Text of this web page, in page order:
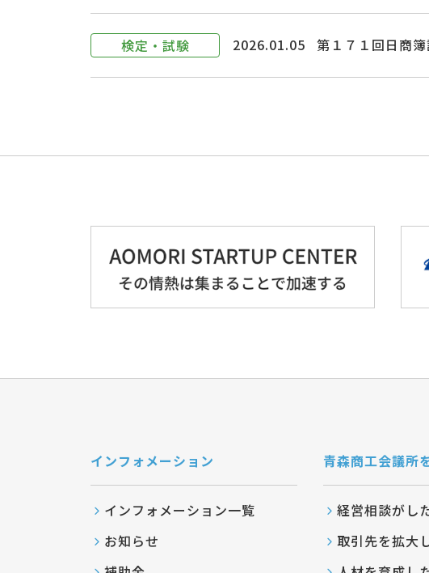
検定・試験 2026.01.05 第１７１回日商簿
インフォメーション
インフォメーション一覧
お知らせ
青森商工会議所
経営相談がし
取引先を拡大